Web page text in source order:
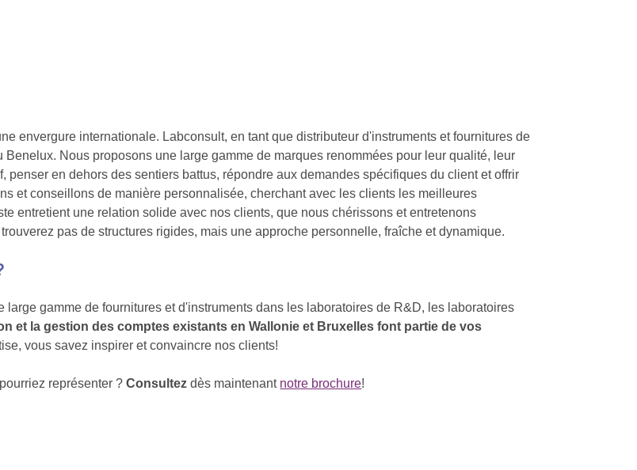
envergure internationale. Labconsult, en tant que distributeur d'instruments et fournitures de
Nous proposons une large gamme de marques renommées pour leur qualité, leur
en dehors des sentiers battus, répondre aux demandes spécifiques du client et offrir
et conseillons de manière personnalisée, cherchant avec les clients les meilleures
entretient une relation solide avec nos clients, que nous chérissons et entretenons
pas de structures rigides, mais une approche personnelle, fraîche et dynamique.
large gamme de fournitures et d'instruments dans les laboratoires de R&D, les laboratoires
et la gestion des comptes existants en Wallonie et Bruxelles font partie de vos
vous savez inspirer et convaincre nos clients!
représenter ?Consultezdès maintenant notre brochure!